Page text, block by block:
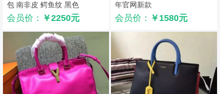
包 南非皮 鳄鱼纹 黑色
会员价： ￥2250元
年官网新款
会员价： ￥1580元